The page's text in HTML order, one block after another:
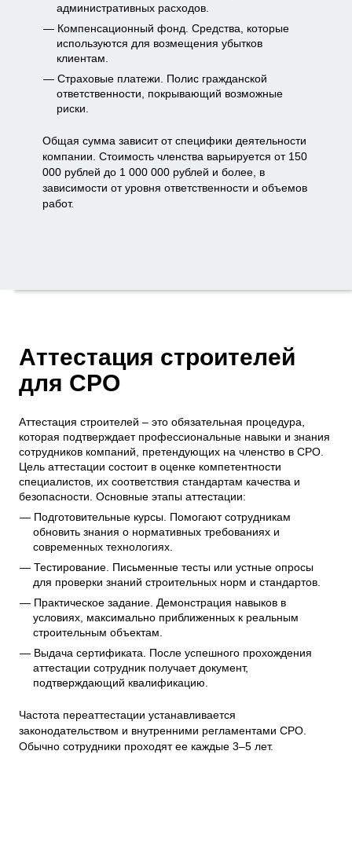
административных расходов.
Компенсационный фонд. Средства, которые
используются для возмещения убытков
клиентам.
Страховые платежи. Полис гражданской
ответственности, покрывающий возможные
риски.
Общая сумма зависит от специфики деятельности
компании. Стоимость членства варьируется от 150
000 рублей до 1 000 000 рублей и более, в
зависимости от уровня ответственности и объемов
работ.
Аттестация строителей
для СРО
Аттестация строителей – это обязательная процедура,
которая подтверждает профессиональные навыки и знания
сотрудников компаний, претендующих на членство в СРО.
Цель аттестации состоит в оценке компетентности
специалистов, их соответствия стандартам качества и
безопасности. Основные этапы аттестации:
Подготовительные курсы. Помогают сотрудникам
обновить знания о нормативных требованиях и
современных технологиях.
Тестирование. Письменные тесты или устные опросы
для проверки знаний строительных норм и стандартов.
Практическое задание. Демонстрация навыков в
условиях, максимально приближенных к реальным
строительным объектам.
Выдача сертификата. После успешного прохождения
аттестации сотрудник получает документ,
подтверждающий квалификацию.
Частота переаттестации устанавливается
законодательством и внутренними регламентами СРО.
Обычно сотрудники проходят ее каждые 3–5 лет.